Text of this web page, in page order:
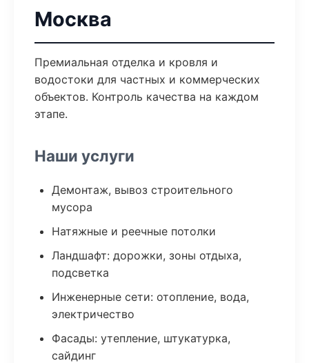
Москва
Премиальная отделка и кровля и
водостоки для частных и коммерческих
объектов. Контроль качества на каждом
этапе.
Наши услуги
Демонтаж, вывоз строительного
мусора
Натяжные и реечные потолки
Ландшафт: дорожки, зоны отдыха,
подсветка
Инженерные сети: отопление, вода,
электричество
Фасады: утепление, штукатурка,
сайдинг